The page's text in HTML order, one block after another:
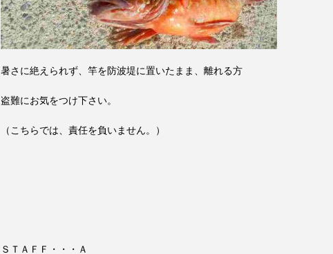
暑さに絶えられず、竿を防波堤に置いたまま、離れる方
盗難にお気をつけ下さい。
（こちらでは、責任を負いません。）
ＳＴＡＦＦ・・・Ａ